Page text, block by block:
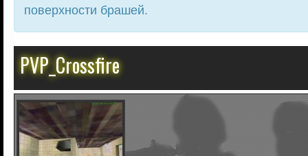
поверхности брашей.
PVP_Crossfire